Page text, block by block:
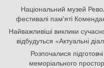
Національний музей
фестивалі пам'яті
Найважливіші виклики
відбудуться «Актуальні
Розпочалися
меморіального